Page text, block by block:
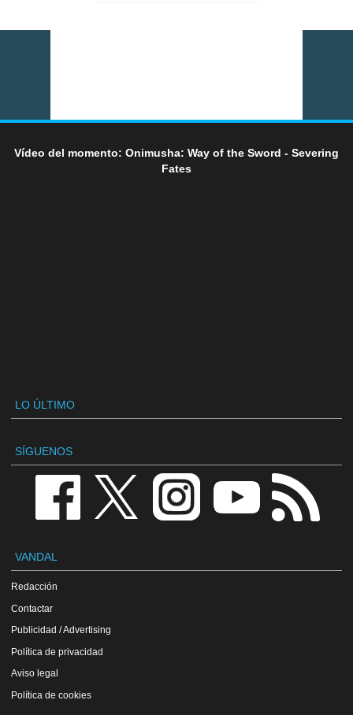
Vídeo del momento: Onimusha: Way of the Sword - Severing
Fates
LO ÚLTIMO
SÍGUENOS
VANDAL
Redacción
Contactar
Publicidad / Advertising
Política de privacidad
Aviso legal
Política de cookies